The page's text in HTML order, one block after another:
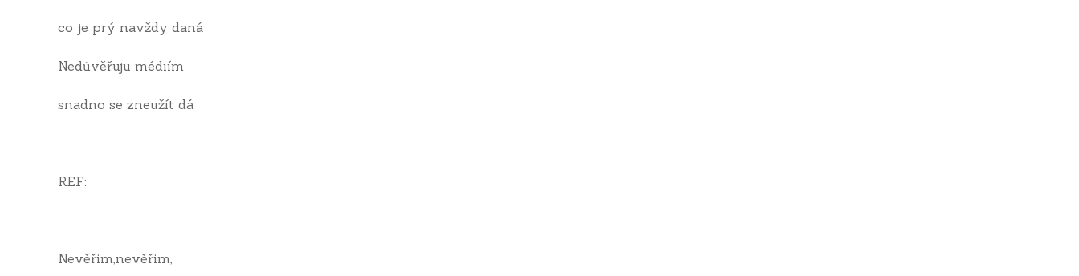
co je prý navždy daná
Nedůvěřuju médiím
snadno se zneužít dá
REF:
Nevěřim,nevěřim,